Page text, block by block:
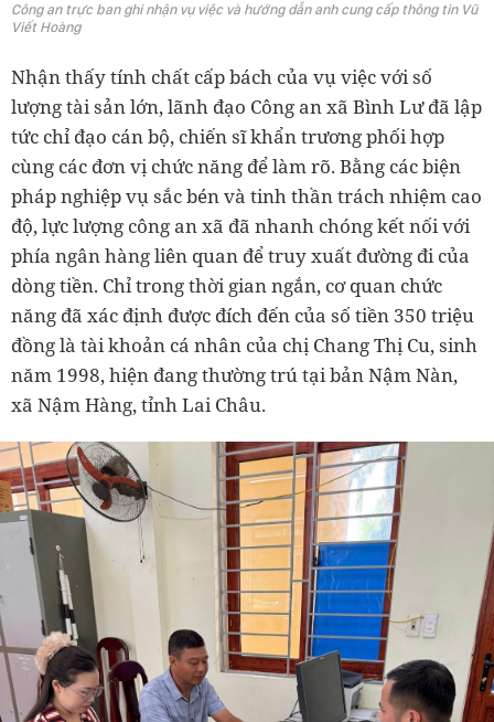
Công an trực ban ghi nhận vụ việc và hướng dẫn anh cung cấp thông tin Vũ
Viết Hoàng
Nhận thấy tính chất cấp bách của vụ việc với số
lượng tài sản lớn, lãnh đạo Công an xã Bình Lư đã lập
tức chỉ đạo cán bộ, chiến sĩ khẩn trương phối hợp
cùng các đơn vị chức năng để làm rõ. Bằng các biện
pháp nghiệp vụ sắc bén và tinh thần trách nhiệm cao
độ, lực lượng công an xã đã nhanh chóng kết nối với
phía ngân hàng liên quan để truy xuất đường đi của
dòng tiền. Chỉ trong thời gian ngắn, cơ quan chức
năng đã xác định được đích đến của số tiền 350 triệu
đồng là tài khoản cá nhân của chị Chang Thị Cu, sinh
năm 1998, hiện đang thường trú tại bản Nậm Nàn,
xã Nậm Hàng, tỉnh Lai Châu.